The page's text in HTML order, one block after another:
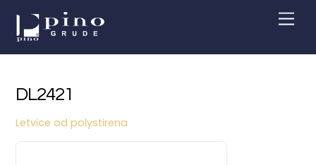
content
DL2421
Letvice od polystirena